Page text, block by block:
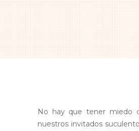
No hay que tener miedo
nuestros invitados